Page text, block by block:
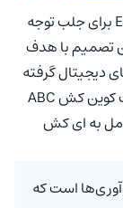
پس از تشکیل، این ارز جدید به سرعت به ECash برای جلب توجه
تصمیم با هدف
دیجیتال گرفته
شد. در آن زمان، این ارز دیجیتال ابتدا با نام بیت کوین کش ABC
به ای کش
است که